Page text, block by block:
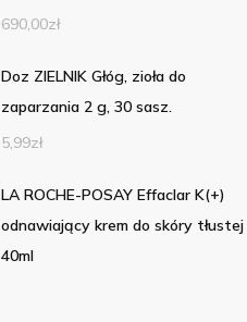
690,00zł
Doz ZIELNIK Głóg, zioła do
zaparzania 2 g, 30 sasz.
5,99zł
LA ROCHE-POSAY Effaclar K(+)
odnawiający krem do skóry tłustej
40ml